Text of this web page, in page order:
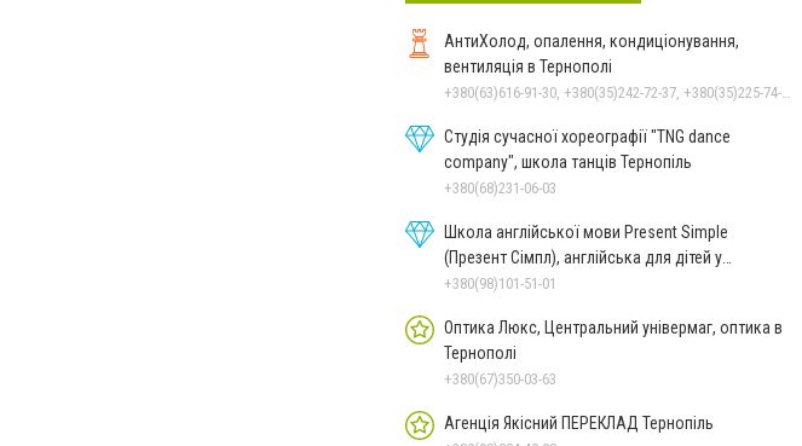
АнтиХолод, опалення, кондиціонування,
вентиляція в Тернополі
+380(63)616-91-30, +380(35)242-72-37, +380(35)225-74-78
Студія сучасної хореографії "TNG dance
company", школа танців Тернопіль
+380(68)231-06-03
Школа англійської мови Present Simple
(Презент Сімпл), англійська для дітей у
Тернополі
+380(98)101-51-01
Оптика Люкс, Центральний універмаг, оптика в
Тернополі
+380(67)350-03-63
Агенція Якісний ПЕРЕКЛАД Тернопіль